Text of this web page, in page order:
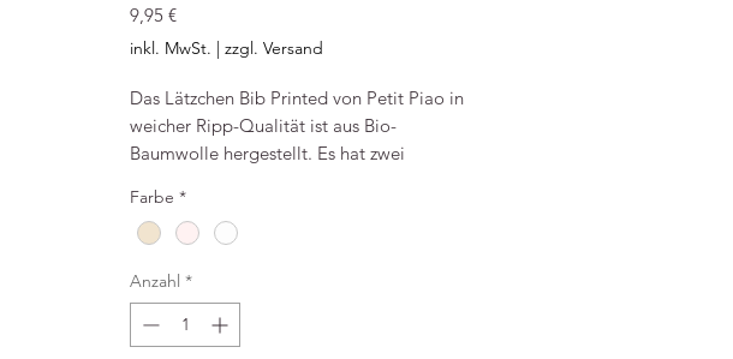
9,95 €Preis
inkl. MwSt. | zzgl. Versand
Das Lätzchen Bib Printed von Petit Piao in
weicher Ripp-Qualität ist aus Bio-
Baumwolle hergestellt. Es hat zwei
eingestellt werden kann. Mit dem süßen
Pusteblumen Print macht Essen gleich
95% Bio-Baumwolle, 5% Elastan
2 Druckknöpfe zur Größeneinstellung
Farbe *
Anzahl *